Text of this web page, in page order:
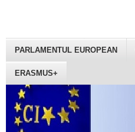
PARLAMENTUL EUROPEAN
ERASMUS+